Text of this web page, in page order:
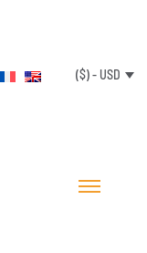
($) - USD